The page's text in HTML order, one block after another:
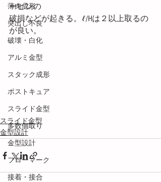
薄肉成形
突出し不良
破壊・白化
アルミ金型
スタック成形
ポストキュア
スライド金型
多数個取り
金型設計
フローマーク
接着・接合
ーピンの
破損などが起きる。ℓ/Hは２以上取るの
が良い。
スライド金型
金型設計